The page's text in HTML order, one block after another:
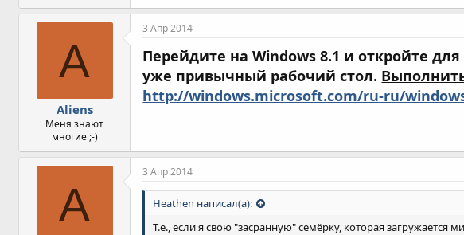
A
Aliens
Меня знают
многие ;-)
3 Апр 2014
Перейдите на Windows 8.1 и откройте
уже привычный рабочий стол.
http://windows.microsoft.com/ru-ru/
A
3 Апр 2014
Heathen написал(а):
Т.е., если я свою "засранную" семёрку, которая загружается